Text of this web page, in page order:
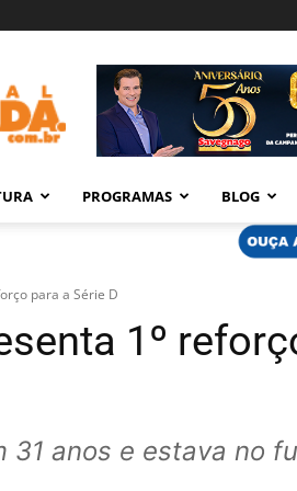
PROGRAMAS BLOG
para a Série D
1º
31 anos e estava no